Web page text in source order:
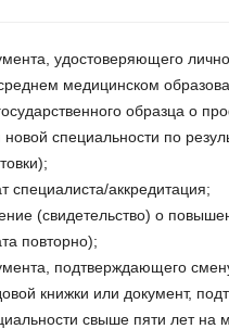
удостоверяющего
медицинском
образца о
новой специальности по
специалиста/аккредитация;
(свидетельство) о
повторно);
подтверждающего
книжки или документ,
свыше пяти лет на